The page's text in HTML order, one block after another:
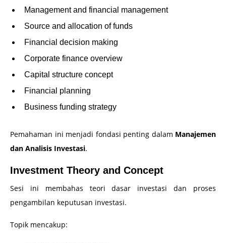
Management and financial management
Source and allocation of funds
Financial decision making
Corporate finance overview
Capital structure concept
Financial planning
Business funding strategy
Pemahaman ini menjadi fondasi penting dalam Manajemen
dan Analisis Investasi.
Investment Theory and Concept
Sesi ini membahas teori dasar investasi dan proses
pengambilan keputusan investasi.
Topik mencakup: